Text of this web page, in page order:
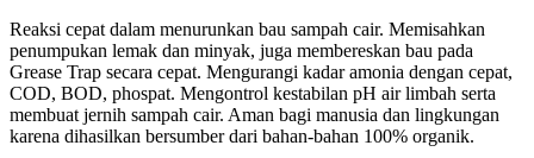
Reaksi cepat dalam menurunkan bau sampah cair. Memisahkan
penumpukan lemak dan minyak, juga membereskan bau pada
Grease Trap secara cepat. Mengurangi kadar amonia dengan cepat,
COD, BOD, phospat. Mengontrol kestabilan pH air limbah serta
membuat jernih sampah cair. Aman bagi manusia dan lingkungan
karena dihasilkan bersumber dari bahan-bahan 100% organik.